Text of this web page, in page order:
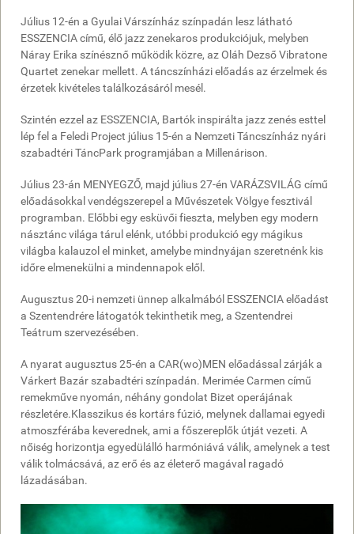
Július 12-én a Gyulai Várszínház színpadán lesz látható
ESSZENCIA című, élő jazz zenekaros produkciójuk, melyben
Náray Erika színésznő működik közre, az Oláh Dezső Vibratone
Quartet zenekar mellett. A táncszínházi előadás az érzelmek és
érzetek kivételes találkozásáról mesél.
Szintén ezzel az ESSZENCIA, Bartók inspirálta jazz zenés esttel
lép fel a Feledi Project július 15-én a Nemzeti Táncszínház nyári
szabadtéri TáncPark programjában a Millenárison.
Július 23-án MENYEGZŐ, majd július 27-én VARÁZSVILÁG című
előadásokkal vendégszerepel a Művészetek Völgye fesztivál
programban. Előbbi egy esküvői fieszta, melyben egy modern
násztánc világa tárul elénk, utóbbi produkció egy mágikus
világba kalauzol el minket, amelybe mindnyájan szeretnénk kis
időre elmenekülni a mindennapok elől.
Augusztus 20-i nemzeti ünnep alkalmából ESSZENCIA előadást
a Szentendrére látogatók tekinthetik meg, a Szentendrei
Teátrum szervezésében.
A nyarat augusztus 25-én a CAR(wo)MEN előadással zárják a
Várkert Bazár szabadtéri színpadán. Merimée Carmen című
remekműve nyomán, néhány gondolat Bizet operájának
részletére.Klasszikus és kortárs fúzió, melynek dallamai egyedi
atmoszférába keverednek, ami a főszereplők útját vezeti. A
nőiség horizontja egyedülálló harmóniává válik, amelynek a test
válik tolmácsává, az erő és az életerő magával ragadó
lázadásában.